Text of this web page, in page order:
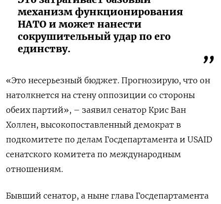
механизм функционирования
НАТО и может нанести
сокрушительный удар по его
единству.
«Это несерьезный бюджет. Прогнозирую, что он
натолкнется на стену оппозиции со стороны
обеих партий», – заявил сенатор Крис Ван
Холлен, высокопоставленный демократ в
подкомитете по делам Госдепартамента и USAID
сенатского комитета по международным
отношениям.
Бывший сенатор, а ныне глава Госдепартамента